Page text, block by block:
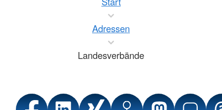
Adressen
Landesverbände